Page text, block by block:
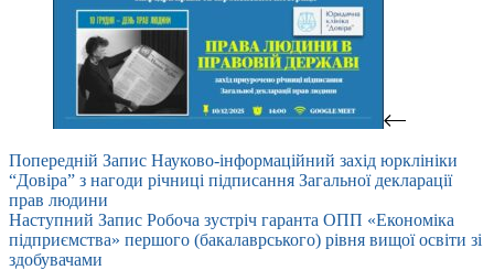
Попередній Запис Науково-інформаційний захід юрклініки
“Довіра” з нагоди річниці підписання Загальної декларації
прав людини
Наступний Запис Робоча зустріч гаранта ОПП «Економіка
підприємства» першого (бакалаврського) рівня вищої освіти зі
здобувачами